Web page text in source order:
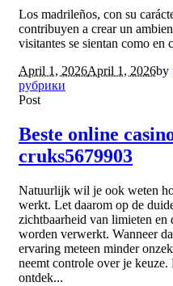
Los madrileños, con su
contribuyen a crear un
visitantes se sientan como en
April 1, 2026April 1, 2026by
рубрики
Post
Beste online
cruks5679903
Natuurlijk wil je ook weten
werkt. Let daarom op de
zichtbaarheid van limieten en
worden verwerkt. Wanneer
ervaring meteen minder
neemt controle over je
ontdek...